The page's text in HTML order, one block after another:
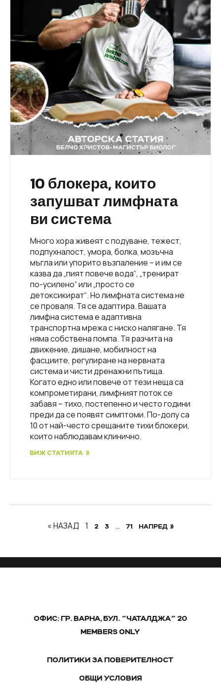
10 блокера, които
запушват лимфната
ви система
Много хора живеят с подуване, тежест,
подпухналост, умора, болка, мозъчна
мъгла или упорито възпаление – и им се
казва да „пият повече вода“, „тренират
по-усилено“ или „просто се
детоксикират“. Но лимфната система не
се проваля. Тя се адаптира. Вашата
лимфна система е адаптивна
транспортна мрежа с ниско налягане. Тя
няма собствена помпа. Тя разчита на
движение, дишане, мобилност на
фасциите, регулиране на нервната
система и чисти дренажни пътища.
Когато едно или повече от тези неща са
компрометирани, лимфният поток се
забавя – тихо, постепенно и често години
преди да се появят симптоми. По-долу са
10 от най-често срещаните тихи блокери,
които наблюдавам клинично.
ВИЖ СТАТИЯТА »
« НАЗАД 1 2 3 … 71 НАПРЕД »
ОФИС: ГР. ВАРНА, БУЛ. "ЧАТАЛДЖА" 20
MEMBERS ONLY
ПОЛИТИКИ ЗА ПОВЕРИТЕЛНОСТ
ОБЩИ УСЛОВИЯ